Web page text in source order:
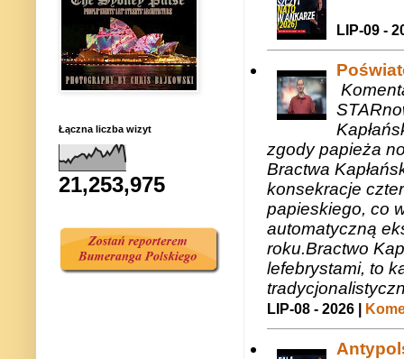
LIP-09 -
zgody papieża
Bractwa
konsekracje
papieskiego, co
automatyczną
roku.Bractwo
lefebrystami, to
LIP-08 - 2026 |
Łączna liczba wizyt
21,253,975